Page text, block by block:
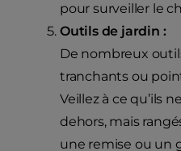
pour surveiller le
Outils de jardin :
De nombreux
tranchants ou
Veillez à ce qu’ils
dehors, mais
une remise ou un